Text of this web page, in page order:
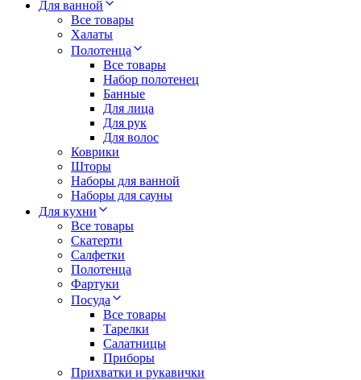
Для ванной
Все товары
Халаты
Полотенца
Все товары
Набор полотенец
Банные
Для лица
Для рук
Для волос
Коврики
Шторы
Наборы для ванной
Наборы для сауны
Для кухни
Все товары
Скатерти
Салфетки
Полотенца
Фартуки
Посуда
Все товары
Тарелки
Салатницы
Приборы
Прихватки и рукавички